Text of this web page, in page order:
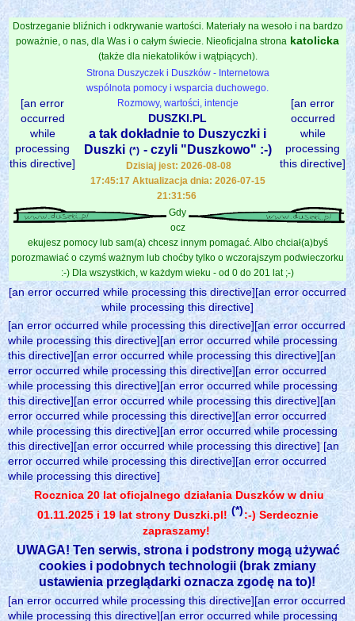
Dostrzeganie bliźnich i odkrywanie wartości. Materiały na wesoło i na bardzo
poważnie, o nas, dla Was i o całym świecie. Nieoficjalna strona katolicka
(także dla niekatolików i wątpiących).
[an error
occurred
while
processing
this directive]
Strona Duszyczek i Duszków - Internetowa
wspólnota pomocy i wsparcia duchowego.
Rozmowy, wartości, intencje
DUSZKI.PL
a tak dokładnie to Duszyczki i
Duszki (*) - czyli "Duszkowo" :-)
Dzisiaj jest: 2026-08-08
17:45:17 Aktualizacja dnia: 2026-07-15
21:31:56
[an error
occurred
while
processing
this directive]
Gdy
ocz
ekujesz pomocy lub sam(a) chcesz innym pomagać. Albo chciał(a)byś
porozmawiać o czymś ważnym lub choćby tylko o wczorajszym podwieczorku
:-) Dla wszystkich, w każdym wieku - od 0 do 201 lat ;-)
[an error occurred while processing this directive][an error occurred
while processing this directive]
[an error occurred while processing this directive][an error occurred
while processing this directive][an error occurred while processing
this directive][an error occurred while processing this directive][an
error occurred while processing this directive][an error occurred
while processing this directive][an error occurred while processing
this directive][an error occurred while processing this directive][an
error occurred while processing this directive][an error occurred
while processing this directive][an error occurred while processing
this directive][an error occurred while processing this directive] [an
error occurred while processing this directive][an error occurred
while processing this directive]
Rocznica 20 lat oficjalnego działania Duszków w dniu
01.11.2025 i 19 lat strony Duszki.pl! (*):-) Serdecznie
zapraszamy!
UWAGA! Ten serwis, strona i podstrony mogą używać
cookies i podobnych technologii (brak zmiany
ustawienia przeglądarki oznacza zgodę na to)!
[an error occurred while processing this directive][an error occurred
while processing this directive][an error occurred while processing